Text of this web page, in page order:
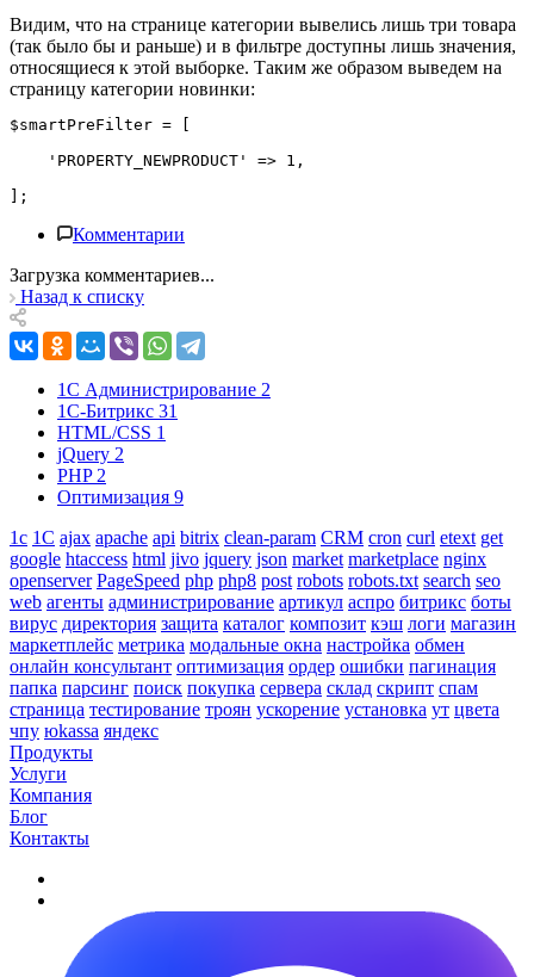
Видим, что на странице категории вывелись лишь три товара
(так было бы и раньше) и в фильтре доступны лишь значения,
относящиеся к этой выборке. Таким же образом выведем на
страницу категории новинки:
$smartPreFilter = [
    'PROPERTY_NEWPRODUCT' => 1,
];
Комментарии
Загрузка комментариев...
Назад к списку
1С Администрирование 2
1С-Битрикс 31
HTML/CSS 1
jQuery 2
PHP 2
Оптимизация 9
1с 1С ajax apache api bitrix clean-param CRM cron curl etext get
google htaccess html jivo jquery json market marketplace nginx
openserver PageSpeed php php8 post robots robots.txt search seo
web агенты администрирование артикул аспро битрикс боты
вирус директория защита каталог композит кэш логи магазин
маркетплейс метрика модальные окна настройка обмен
онлайн консультант оптимизация ордер ошибки пагинация
папка парсинг поиск покупка сервера склад скрипт спам
страница тестирование троян ускорение установка ут цвета
чпу юkassa яндекс
Продукты
Услуги
Компания
Блог
Контакты